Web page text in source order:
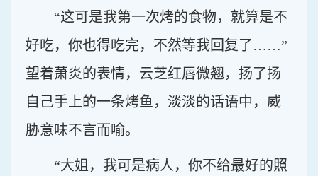
“这可是我第一次烤的食物，就算是不
好吃，你也得吃完，不然等我回复了……”
望着萧炎的表情，云芝红唇微翘，扬了扬
自己手上的一条烤鱼，淡淡的话语中，威
胁意味不言而喻。
“大姐，我可是病人，你不给最好的照